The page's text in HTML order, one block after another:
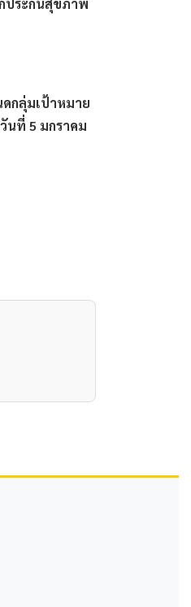
กลุ่มเป้าหมาย
นที่ 5 มกราคม